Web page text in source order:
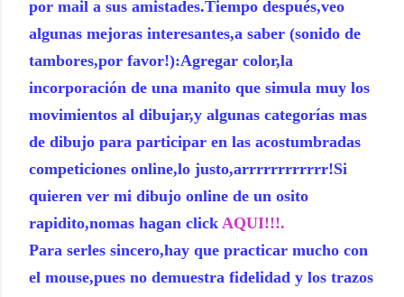
por mail a sus amistades.Tiempo después,veo
algunas mejoras interesantes,a saber (sonido de
tambores,por favor!):Agregar color,la
incorporación de una manito que simula muy los
movimientos al dibujar,y algunas categorías mas
de dibujo para participar en las acostumbradas
competiciones online,lo justo,arrrrrrrrrrrr!Si
quieren ver mi dibujo online de un osito
rapidito,nomas hagan click AQUI!!!.
Para serles sincero,hay que practicar mucho con
el mouse,pues no demuestra fidelidad y los trazos